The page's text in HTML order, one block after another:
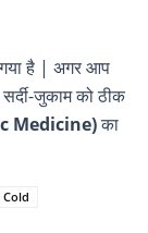
गया है | अगर आप
जुकाम को ठीक
Medicine)का